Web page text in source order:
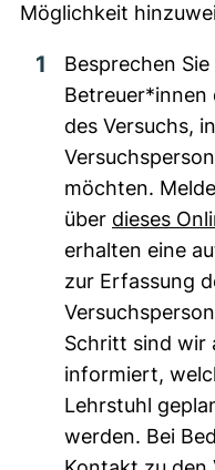
Möglichkeit
Besprechen
Betreuer*innen
des Versuchs,
möchten.
über dieses
erhalten eine
zur Erfassung
Schritt sind wir
informiert,
Lehrstuhl
werden. Bei